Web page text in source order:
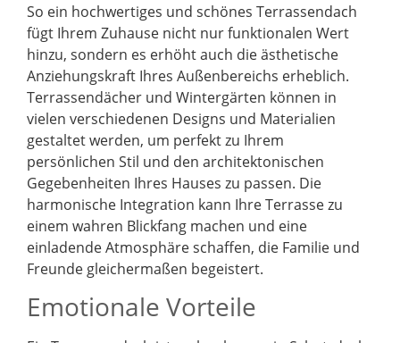
So ein hochwertiges und schönes Terrassendach
fügt Ihrem Zuhause nicht nur funktionalen Wert
hinzu, sondern es erhöht auch die ästhetische
Anziehungskraft Ihres Außenbereichs erheblich.
Terrassendächer und Wintergärten können in
vielen verschiedenen Designs und Materialien
gestaltet werden, um perfekt zu Ihrem
persönlichen Stil und den architektonischen
Gegebenheiten Ihres Hauses zu passen. Die
harmonische Integration kann Ihre Terrasse zu
einem wahren Blickfang machen und eine
einladende Atmosphäre schaffen, die Familie und
Freunde gleichermaßen begeistert.
Emotionale Vorteile